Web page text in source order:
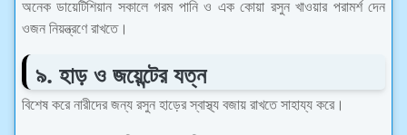
অনেক ডায়েটিশিয়ান সকালে গরম পানি ও এক কোয়া রসুন খাওয়ার পরামর্শ দেন
ওজন নিয়ন্ত্রণে রাখতে।
৯. হাড় ও জয়েন্টের যত্ন
বিশেষ করে নারীদের জন্য রসুন হাড়ের স্বাস্থ্য বজায় রাখতে সাহায্য করে।